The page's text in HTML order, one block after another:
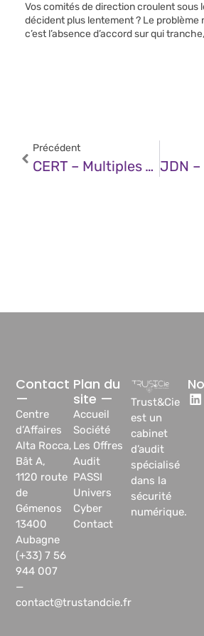
Vos comités de direction croulent sous
décident plus lentement ? Le problème
c’est l’absence d’accord sur qui
Précédent
CERT – Multiples Vulnérabilités Dans Les Produits Microsoft (15 Octobre 2025)
Trust&Cie
est un
cabinet
d’audit
spécialisé
dans la
sécurité
numérique.
Plan du
site —
Accueil
Société
Les Offres
Audit
PASSI
Univers
Cyber
Contact
Contact
—
Centre
d’Affaires
Alta Rocca,
Bât A,
1120 route
de
Gémenos
13400
Aubagne
(+33) 7 56
944 007
—
contact@trustandcie.fr